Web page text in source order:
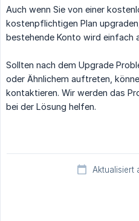
Auch wenn Sie von einer
kostenpflichtigen Plan
bestehende Konto wird einfach
Sollten nach dem Upgrade
oder Ähnlichem auftreten,
kontaktieren. Wir werden das
bei der Lösung helfen.
Aktualisiert